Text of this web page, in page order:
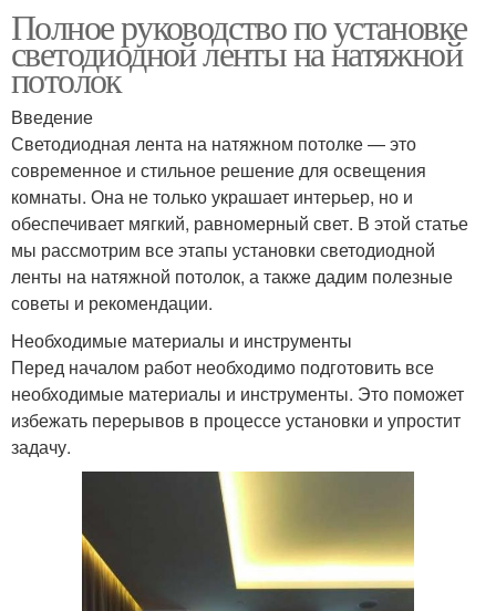
Полное руководство по установке
светодиодной ленты на натяжной
потолок
Введение
Светодиодная лента на натяжном потолке — это
современное и стильное решение для освещения
комнаты. Она не только украшает интерьер, но и
обеспечивает мягкий, равномерный свет. В этой статье
мы рассмотрим все этапы установки светодиодной
ленты на натяжной потолок, а также дадим полезные
советы и рекомендации.
Необходимые материалы и инструменты
Перед началом работ необходимо подготовить все
необходимые материалы и инструменты. Это поможет
избежать перерывов в процессе установки и упростит
задачу.